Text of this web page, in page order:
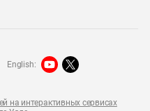
на интерактивных сервисах
English: